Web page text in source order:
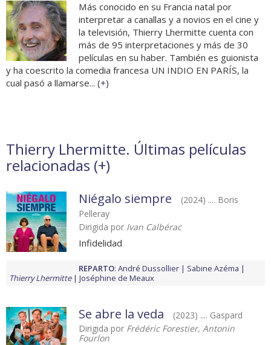
Más conocido en su Francia natal por
interpretar a canallas y a novios en el cine y
la televisión, Thierry Lhermitte cuenta con
más de 95 interpretaciones y más de 30
películas en su haber. También es guionista
y ha coescrito la comedia francesa UN INDIO EN PARÍS, la
cual pasó a llamarse... (+)
Thierry Lhermitte. Últimas películas
relacionadas (+)
Niégalo siempre
(2024) .... Boris
Pelleray
Dirigida por Ivan Calbérac
Infidelidad
REPARTO: André Dussollier
Sabine Azéma
Thierry Lhermitte
Joséphine de Meaux
Se abre la veda
(2023) .... Gaspard
Dirigida por Frédéric Forestier, Antonin
Fourlon